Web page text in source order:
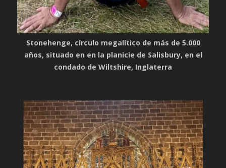
Stonehenge, círculo megalítico de más de 5.000
años, situado en en la planicie de Salisbury, en el
condado de Wiltshire, Inglaterra